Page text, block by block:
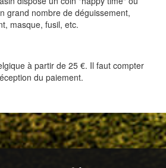
grand nombre de déguissement,
masque, fusil, etc.
à partir de 25 €. Il faut compter
du paiement.